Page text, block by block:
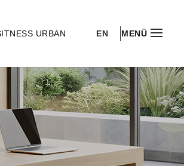
URBAN EN MENÜ